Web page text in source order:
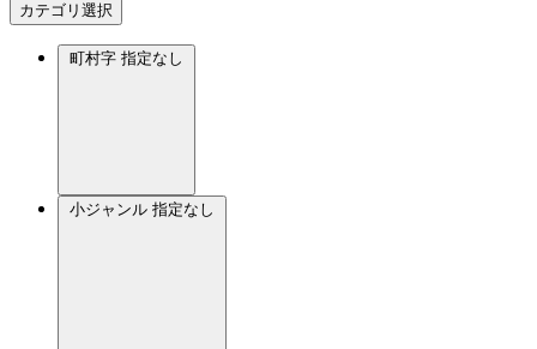
カテゴリ選択
町村字 指定なし
小ジャンル 指定なし